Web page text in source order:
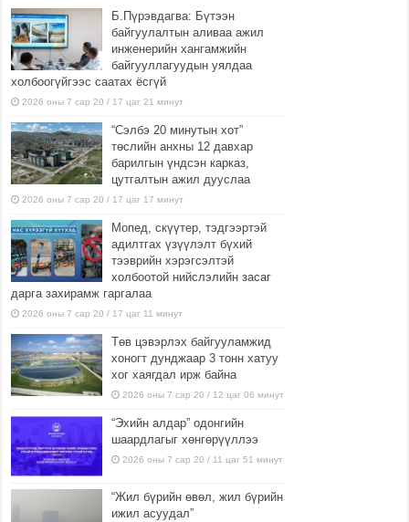
Б.Пүрэвдагва: Бүтээн
байгуулалтын аливаа ажил
инженерийн хангамжийн
байгууллагуудын уялдаа
холбоогүйгээс саатах ёсгүй
2026 оны 7 сар 20 / 17 цаг 21 минут
“Сэлбэ 20 минутын хот”
төслийн анхны 12 давхар
барилгын үндсэн карказ,
цутгалтын ажил дууслаа
2026 оны 7 сар 20 / 17 цаг 17 минут
Мопед, скүүтер, тэдгээртэй
адилтгах үзүүлэлт бүхий
тээврийн хэрэгсэлтэй
холбоотой нийслэлийн засаг
дарга захирамж гаргалаа
2026 оны 7 сар 20 / 17 цаг 11 минут
Төв цэвэрлэх байгууламжид
хоногт дунджаар 3 тонн хатуу
хог хаягдал ирж байна
2026 оны 7 сар 20 / 12 цаг 06 минут
“Эхийн алдар” одонгийн
шаардлагыг хөнгөрүүллээ
2026 оны 7 сар 20 / 11 цаг 51 минут
“Жил бүрийн өвөл, жил бүрийн
ижил асуудал”